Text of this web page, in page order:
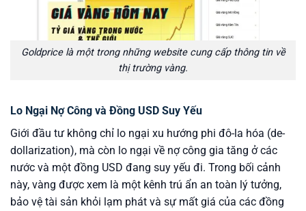
Goldprice là một trong những website cung cấp thông tin về
thị trường vàng.
Lo Ngại Nợ Công và Đồng USD Suy Yếu
Giới đầu tư không chỉ lo ngại xu hướng phi đô-la hóa (de-
dollarization), mà còn lo ngại về nợ công gia tăng ở các
nước và một đồng USD đang suy yếu đi. Trong bối cảnh
này, vàng được xem là một kênh trú ẩn an toàn lý tưởng,
bảo vệ tài sản khỏi lạm phát và sự mất giá của các đồng